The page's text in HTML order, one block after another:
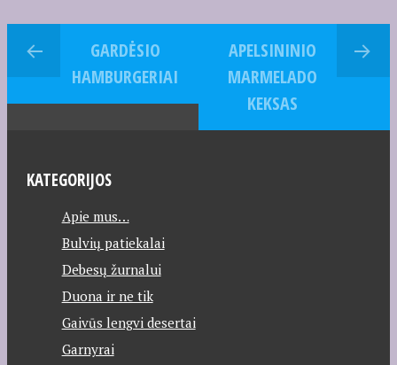
GARDĖSIO
HAMBURGERIAI
APELSININIO
MARMELADO
KEKSAS
KATEGORIJOS
Apie mus…
Bulvių patiekalai
Debesų žurnalui
Duona ir ne tik
Gaivūs lengvi desertai
Garnyrai